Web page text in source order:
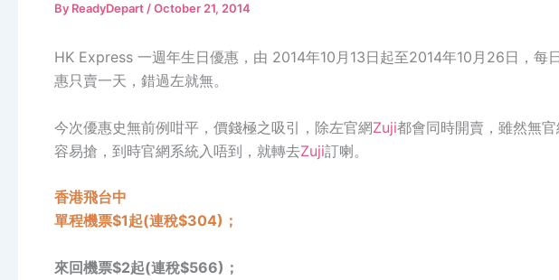
By ReadyDepart /October 21, 2014
HK Express 一週年生日優惠，由 2014年10月13日起至2014年10月26日，每
惠只賣一天，錯過左就無。
今次優惠史無前例咁平，價錢極之吸引，除左官網Zuji都會同時開賣，雖然無
容易搶，到時官網系統入唔到，就轉去Zuji訂喇。
香港飛台中
單程機票$1起(連稅$304)；
來回機票$2起(連稅$566)；